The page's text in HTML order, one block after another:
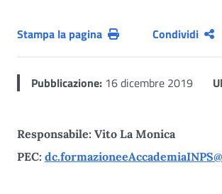
Stampa la pagina Condividi
Pubblicazione: 16 dicembre 2019
Responsabile: Vito La Monica
PEC: